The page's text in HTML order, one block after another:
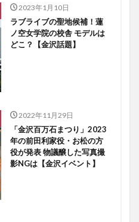
2023年1月10日
ラブライブの聖地候補！蓮
ノ空女学院の校舎 モデルは
どこ？【金沢話題】
2022年11月29日
「金沢百万石まつり」2023
年の前田利家役・お松の方
役が発表 物議醸した写真撮
影NGは【金沢イベント】